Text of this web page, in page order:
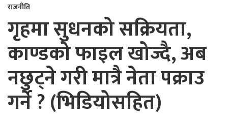
राजनीति
गृहमा सुधनको सक्रियता,
काण्डको फाइल खोज्दै, अब
नछुट्ने गरी मात्रै नेता पक्राउ
गर्ने ? (भिडियोसहित)